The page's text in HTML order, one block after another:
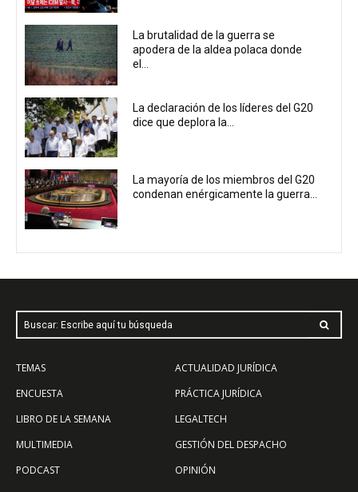
La brutalidad de la guerra se
apodera de la aldea polaca donde
el...
La declaración de los líderes del G20
dice que deplora la...
La mayoría de los miembros del G20
condenan enérgicamente la guerra...
Buscar: Escribe aquí tu búsqueda
TEMAS
ENCUESTA
LIBRO DE LA SEMANA
MULTIMEDIA
PODCAST
ACTUALIDAD JURÍDICA
PRÁCTICA JURÍDICA
LEGALTECH
GESTIÓN DEL DESPACHO
OPINIÓN